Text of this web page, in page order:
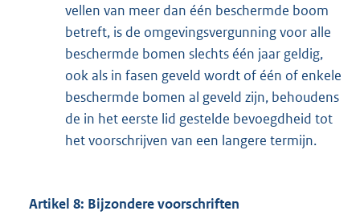
vellen van meer dan één beschermde boom
betreft, is de omgevingsvergunning voor alle
beschermde bomen slechts één jaar geldig,
ook als in fasen geveld wordt of één of enkele
beschermde bomen al geveld zijn, behoudens
de in het eerste lid gestelde bevoegdheid tot
het voorschrijven van een langere termijn.
Artikel 8: Bijzondere voorschriften